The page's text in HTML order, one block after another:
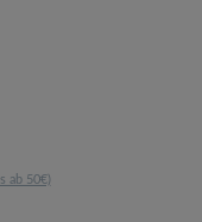
ab 50€)